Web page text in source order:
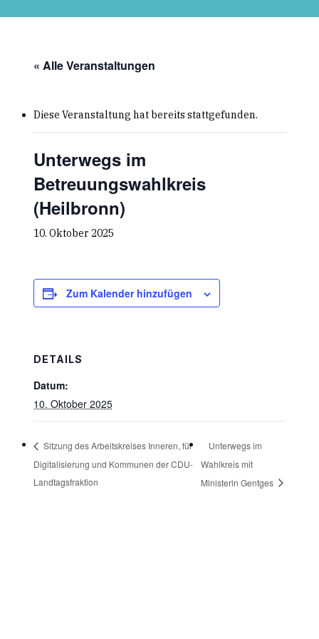
« Alle Veranstaltungen
Diese Veranstaltung hat bereits stattgefunden.
Unterwegs im
Betreuungswahlkreis
(Heilbronn)
10. Oktober 2025
Zum Kalender hinzufügen
DETAILS
Datum:
10. Oktober 2025
Sitzung des Arbeitskreises Inneren, für
Digitalisierung und Kommunen der CDU-
Landtagsfraktion
Unterwegs im
Wahlkreis mit
Ministerin Gentges